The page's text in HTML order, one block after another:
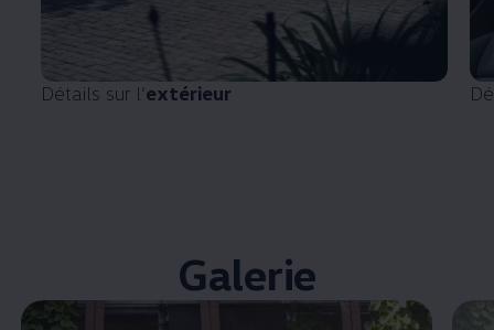
Détails sur l’extérieur
Galerie
Enable fullscreen mode